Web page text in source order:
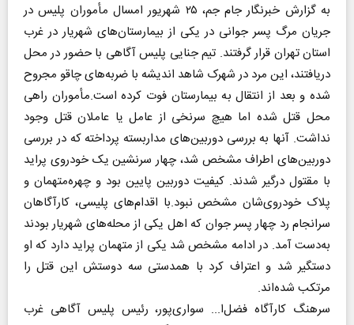
به گزارش خبرنگار جام جم، ۲۵ شهریور امسال مأموران پلیس در
جریان مرگ پسر جوانی در یکی از بیمارستان‌های شهریار در غرب
استان تهران قرار گرفتند. تیم جنایی پلیس آگاهی با حضور در محل
دریافتند، این مرد در شهرک شاهد اندیشه با ضربه‌های چاقو مجروح
شده و بعد از انتقال به بیمارستان فوت کرده است.مأموران راهی
محل قتل شده اما هیچ سرنخی از عامل یا عاملان قتل وجود
نداشت. آنها به بررسی دوربین‌های مداربسته پرداخته که در بررسی
دوربین‌های اطراف مشخص شد، چهار سرنشین یک خودروی پراید
با مقتول درگیر شدند. کیفیت دوربین پایین بود و چهره‌متهمان و
پلاک خودروی‌شان مشخص نبود.با اقدام‌های پلیسی، کارآگاهان
سرانجام رد چهار پسر جوان که اهل یکی از محله‌های شهریار بودند
به‌دست آمد. در ادامه مشخص شد یکی از متهمان پراید دارد که او
دستگیر شد و اعتراف کرد با همدستی سه دوستش این قتل را
مرتکب شده‌اند.
سرهنگ کارآگاه فضل‌ا... سواری‌پور، رئیس پلیس آگاهی غرب